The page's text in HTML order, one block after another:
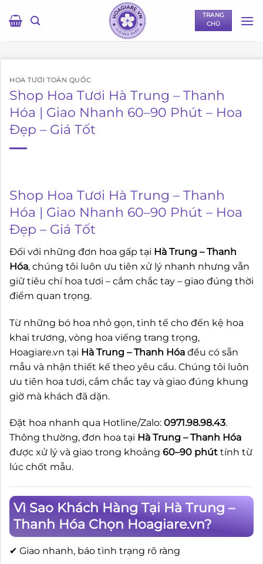
qua
TRANG
CHỦ
HOA TƯƠI TOÀN QUỐC
Shop Hoa Tươi Hà Trung – Thanh
Hóa | Giao Nhanh 60–90 Phút – Hoa
Đẹp – Giá Tốt
Shop Hoa Tươi Hà Trung – Thanh
Hóa | Giao Nhanh 60–90 Phút – Hoa
Đẹp – Giá Tốt
Đối với những đơn hoa gấp tại Hà Trung – Thanh
Hóa, chúng tôi luôn ưu tiên xử lý nhanh nhưng vẫn
giữ tiêu chí hoa tươi – cắm chắc tay – giao đúng thời
điểm quan trọng.
Từ những bó hoa nhỏ gọn, tinh tế cho đến kệ hoa
khai trương, vòng hoa viếng trang trọng,
Hoagiare.vn tại Hà Trung – Thanh Hóa đều có sẵn
mẫu và nhận thiết kế theo yêu cầu. Chúng tôi luôn
ưu tiên hoa tươi, cắm chắc tay và giao đúng khung
giờ mà khách đã dặn.
Đặt hoa nhanh qua Hotline/Zalo: 0971.98.98.43.
Thông thường, đơn hoa tại Hà Trung – Thanh Hóa
được xử lý và giao trong khoảng 60–90 phút tính từ
lúc chốt mẫu.
Vì Sao Khách Hàng Tại Hà Trung –
Thanh Hóa Chọn Hoagiare.vn?
✔ Giao nhanh, báo tình trạng rõ ràng